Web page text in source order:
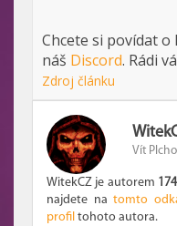
Chcete si povídat
náš Discord. Rádi
Zdroj článku
Vít
WitekCZ je autorem 174
najdete natomto
profil tohoto autora.